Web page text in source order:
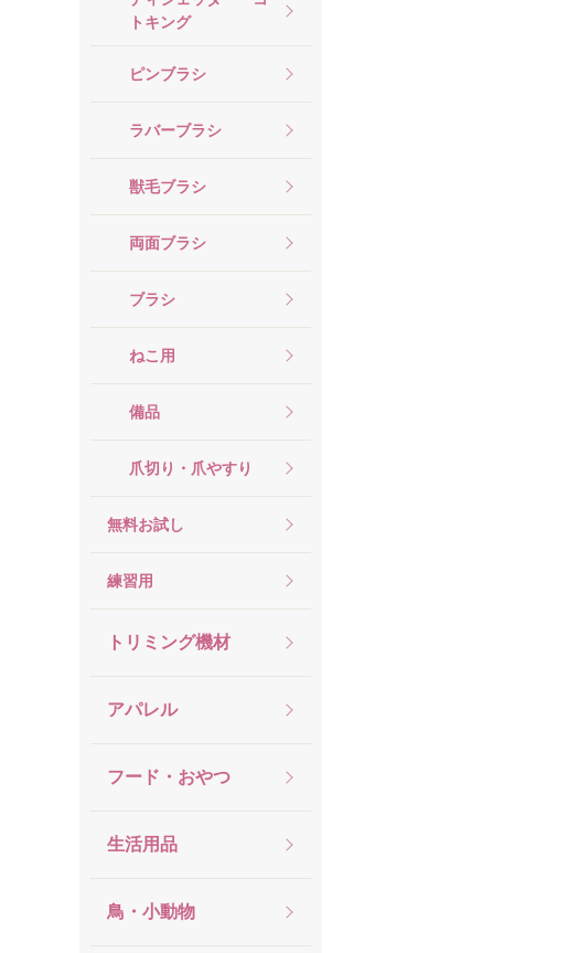
トキング
ピンブラシ
ラバーブラシ
獣毛ブラシ
両面ブラシ
ブラシ
ねこ用
備品
爪切り・爪やすり
無料お試し
練習用
トリミング機材
アパレル
フード・おやつ
生活用品
鳥・小動物